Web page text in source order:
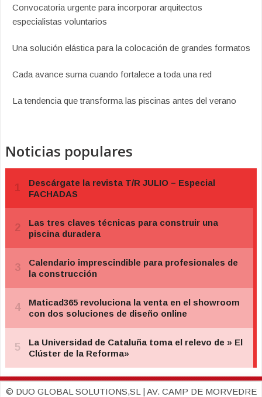
Convocatoria urgente para incorporar arquitectos
especialistas voluntarios
Una solución elástica para la colocación de grandes formatos
Cada avance suma cuando fortalece a toda una red
La tendencia que transforma las piscinas antes del verano
Noticias populares
© DUO GLOBAL SOLUTIONS,SL | AV. CAMP DE MORVEDRE